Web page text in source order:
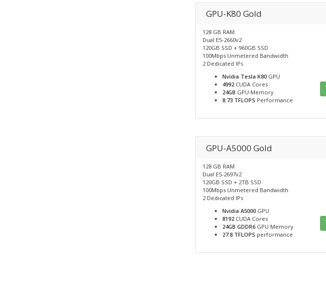
GPU-K80 Gold
128 GB RAM
Dual E5-2660v2
120GB SSD + 960GB SSD
100Mbps Unmetered Bandwidth
2 Dedicated IPs
Nvidia Tesla K80GPU
4992CUDA Cores
24GB GPU Memory
8.73 TFLOPS Performance
GPU-A5000 Gold
128 GB RAM
Dual E5-2697v2
120GB SSD + 2TB SSD
100Mbps Unmetered Bandwidth
2 Dedicated IPs
Nvidia A5000GPU
8192CUDA Cores
24GB GDDR6GPU Memory
27.8 TFLOPS performance